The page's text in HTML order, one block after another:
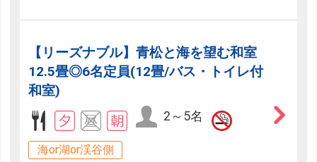
【リーズナブル】青松と海を望む和室
12.5畳◎6名定員(12畳/バス・トイレ付
和室)
2～5名
海or湖or渓谷側